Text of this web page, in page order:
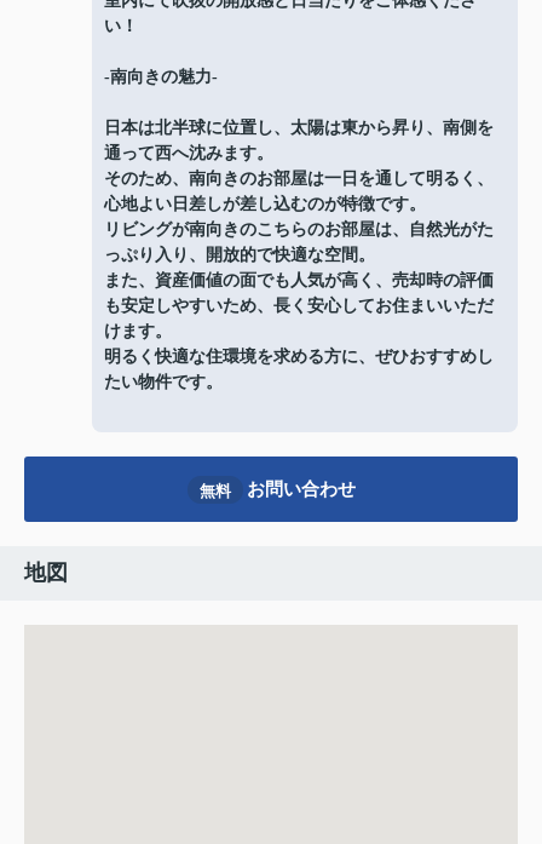
い！
-南向きの魅力-
日本は北半球に位置し、太陽は東から昇り、南側を
通って西へ沈みます。
そのため、南向きのお部屋は一日を通して明るく、
心地よい日差しが差し込むのが特徴です。
リビングが南向きのこちらのお部屋は、自然光がた
っぷり入り、開放的で快適な空間。
また、資産価値の面でも人気が高く、売却時の評価
も安定しやすいため、長く安心してお住まいいただ
けます。
明るく快適な住環境を求める方に、ぜひおすすめし
たい物件です。
無料 お問い合わせ
地図